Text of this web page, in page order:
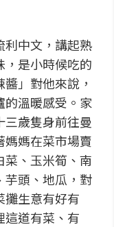
利中文，講起熟
，是小時候吃的
」對他來說，
溫暖感受。家
歲隻身前往曼
媽在菜市場賣
菜、玉米筍、南
芋頭、地瓜，對
攤生意有好有
這道有菜、有